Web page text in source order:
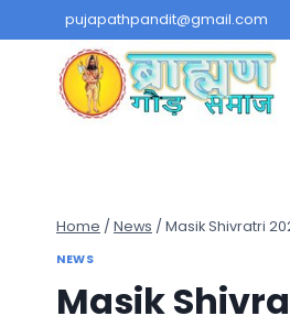
to
content
pujapathpandit@gmail.com
Home / News / Masik Shivratri
NEWS
Masik